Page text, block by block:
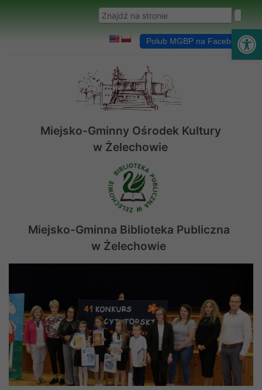
Wyszukaj w serwisie
Polub MGBP na Facebooku
Miejsko-Gminny Ośrodek Kultury
w Żelechowie
Miejsko-Gminna Biblioteka Publiczna
w Żelechowie